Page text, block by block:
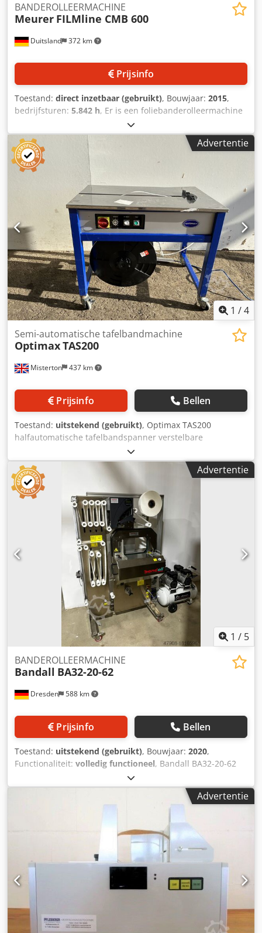
Duitsland 372 km
BANDEROLLEERMACHINE
Meurer FILMline CMB 600
Prijsinfo
Toestand: direct inzetbaar (gebruikt), Bouwjaar: 2015,
bedrijfsturen: 5.842 h, Er is een foliebanderolleermachine
met krimpmachine van Meurer-verpakkingsmachines
beschikbaar. Banderolleerprestatie: 35 producten/min,
bereik bundelcapaciteit: 1x5/1x10, productafmetingen x
265 mm x 125 mm / 350 mm x 120 mm x 120 mm.
Machineafmetingen X/Y: ca. 3300 mm/3020 mm,
bedrijfsuren: ca. 5842 uur. Documentatie beschikbaar. Een
bezoek ter plaatse is mogelijk. Dkedpfx Ajvmq Tpogtor
Advertentie
1 /4
Misterton 437 km
Semi-automatische tafelbandmachine
OptimaxTAS200
Prijsinfo Bellen
Toestand: uitstekend (gebruikt), Optimax TAS200
halfautomatische tafelbandspanner verstelbare
tafelhoogte, geremde zwenkwielen, externe handmatige
instelling van de bandspanning Dkjdpfsix Iuxex Agtor
Advertentie
1 / 5
Dresden 588 km
BANDEROLLEERMACHINE
Bandall BA32-20-62
Prijsinfo Bellen
Toestand: uitstekend (gebruikt), Bouwjaar: 2020,
Functionaliteit: volledig functioneel, Bandall BA32-20-62
model BbB - Branding door banding jaar 2019
bandbreedte 60mm max. productbreedte 320 mm max.
producthoogte 200 mm externe molenhouder met dubbele
afdrukregistratie-apparaat roestvrijstalen deksels -
geschikt voor de voedingsindustrie gecontroleerd en
gereinigd door een gecertificeerd Bandall-servicebedrijf
Advertentie